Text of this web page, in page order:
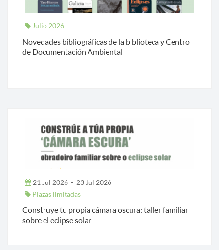
Julio 2026
Novedades bibliográficas de la biblioteca y Centro
de Documentación Ambiental
21 Jul 2026 - 23 Jul 2026
Plazas limitadas
Construye tu propia cámara oscura: taller familiar
sobre el eclipse solar